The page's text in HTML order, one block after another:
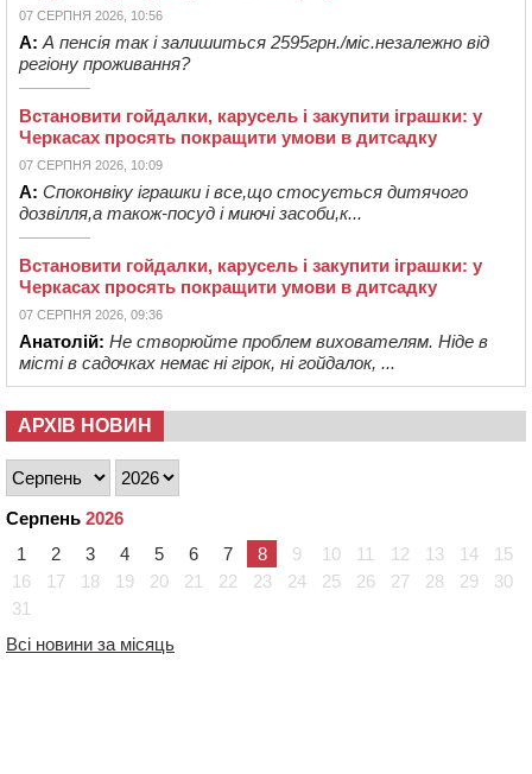
07 СЕРПНЯ 2026, 10:56
А: А пенсія так і залишиться 2595грн./міс.незалежно від
регіону проживання?
Встановити гойдалки, карусель і закупити іграшки: у
Черкасах просять покращити умови в дитсадку
07 СЕРПНЯ 2026, 10:09
А: Споконвіку іграшки і все,що стосується дитячого
дозвілля,а також-посуд і миючі засоби,к...
Встановити гойдалки, карусель і закупити іграшки: у
Черкасах просять покращити умови в дитсадку
07 СЕРПНЯ 2026, 09:36
Анатолій: Не створюйте проблем вихователям. Ніде в
місті в садочках немає ні гірок, ні гойдалок, ...
АРХІВ НОВИН
Серпень 2026
1
2 3 4 5 6 7 8 9 10 11 12 13 14
15
16
17 18 19 20 21 22 23 24 25 26 27 28 29
30
31
Всі новини за місяць